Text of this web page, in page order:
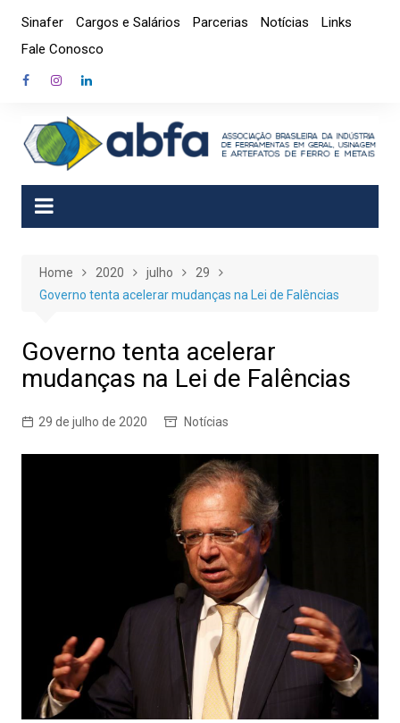
content
Sinafer Cargos e Salários Parcerias Notícias
Links
Fale Conosco
Home 2020 julho
29
Governo tenta acelerar mudanças na Lei de Falências
Governo tenta acelerar
mudanças na Lei de Falências
29 de julho de 2020 Notícias